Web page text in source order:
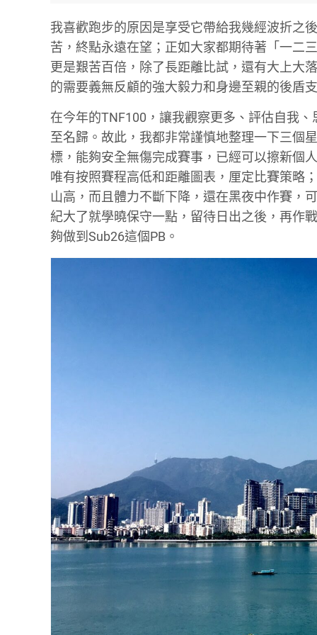
我喜歡跑步的原因是享受它帶給我幾經波折之
苦，終點永遠在望；正如大家都期待著「一二
更是艱苦百倍，除了長距離比試，還有大上大
的需要義無反顧的強大毅力和身邊至親的後盾
在今年的TNF100，讓我觀察更多、評估自我
至名歸。故此，我都非常謹慎地整理一下三個
標，能夠安全無傷完成賽事，已經可以擦新個
唯有按照賽程高低和距離圖表，厘定比賽策略
山高，而且體力不斷下降，還在黑夜中作賽，
紀大了就學曉保守一點，留待日出之後，再作
夠做到Sub26這個PB。